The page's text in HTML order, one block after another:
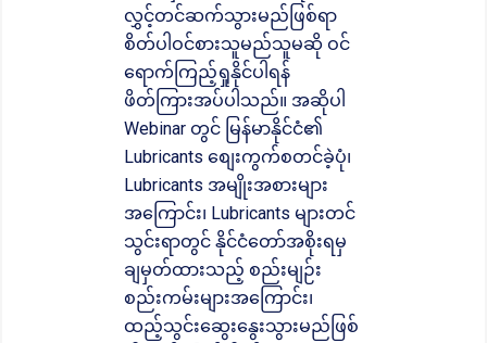
လွှင့်တင်ဆက်သွားမည်ဖြစ်ရာ
စိတ်ပါဝင်စားသူမည်သူမဆို ဝင်
ရောက်ကြည့်ရှုနိုင်ပါရန်
ဖိတ်ကြားအပ်ပါသည်။ အဆိုပါ
Webinar တွင် မြန်မာနိုင်ငံ၏
Lubricants စျေးကွက်စတင်ခဲ့ပုံ၊
Lubricants အမျိုးအစားများ
အကြောင်း၊ Lubricants များတင်
သွင်းရာတွင် နိုင်ငံတော်အစိုးရမှ
ချမှတ်ထားသည့် စည်းမျဉ်း
စည်းကမ်းများအကြောင်း၊
ထည့်သွင်းဆွေးနွေးသွားမည်ဖြစ်